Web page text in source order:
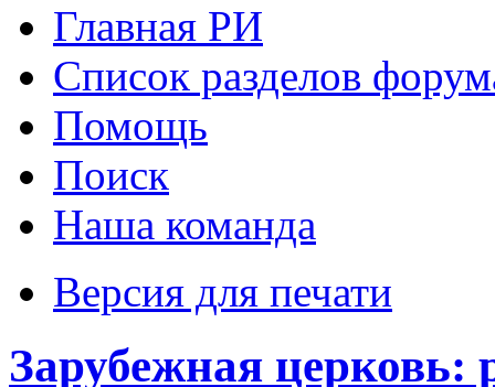
Главная РИ
Список разделов
Помощь
Поиск
Наша команда
Версия для печати
Зарубежная церковь: